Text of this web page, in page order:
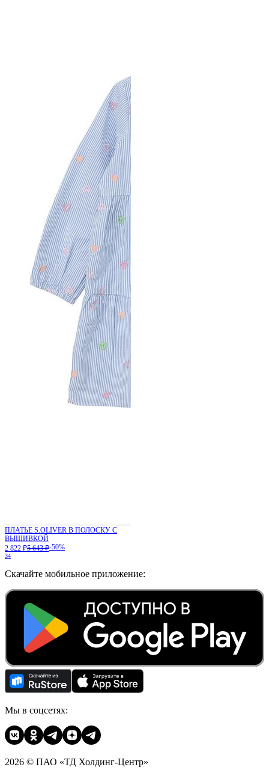
ПЛАТЬЕ S.OLIVER В ПОЛОСКУ С
ВЫШИВКОЙ
2 822 ₽5 643 ₽-50%
34
Скачайте мобильное приложение:
Мы в соцсетях:
2026 © ПАО «ТД Холдинг-Центр»